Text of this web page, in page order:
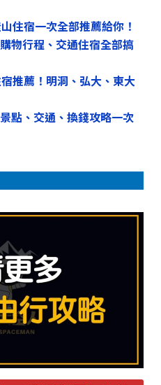
住宿一次全部推薦給你！
物行程、交通住宿全部搞
推薦！明洞、弘大、東大
點、交通、換錢攻略一次